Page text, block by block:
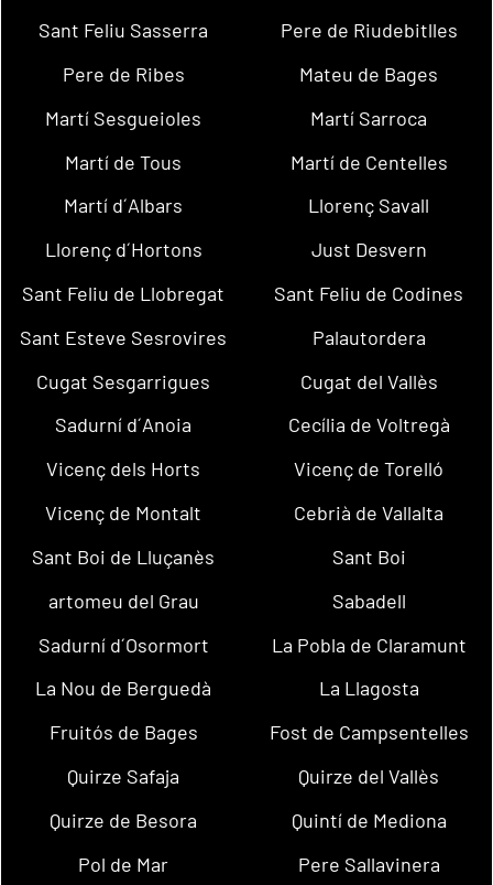
Sant Feliu Sasserra
Pere de Riudebitlles
Pere de Ribes
Mateu de Bages
Martí Sesgueioles
Martí Sarroca
Martí de Tous
Martí de Centelles
Martí d´Albars
Llorenç Savall
Llorenç d´Hortons
Just Desvern
Sant Feliu de Llobregat
Sant Feliu de Codines
Sant Esteve Sesrovires
Palautordera
Cugat Sesgarrigues
Cugat del Vallès
Sadurní d´Anoia
Cecília de Voltregà
Vicenç dels Horts
Vicenç de Torelló
Vicenç de Montalt
Cebrià de Vallalta
Sant Boi de Lluçanès
Sant Boi
artomeu del Grau
Sabadell
Sadurní d´Osormort
La Pobla de Claramunt
La Nou de Berguedà
La Llagosta
Fruitós de Bages
Fost de Campsentelles
Quirze Safaja
Quirze del Vallès
Quirze de Besora
Quintí de Mediona
Pol de Mar
Pere Sallavinera